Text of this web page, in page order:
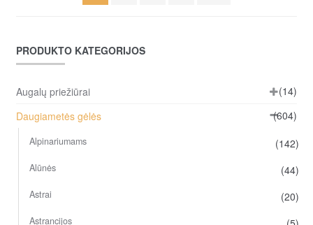
PRODUKTO KATEGORIJOS
Augalų priežiūrai
(14)
Daugiametės gėlės
(604)
Alpinariumams (142)
Alūnės (44)
Astrai (20)
Astrancijos